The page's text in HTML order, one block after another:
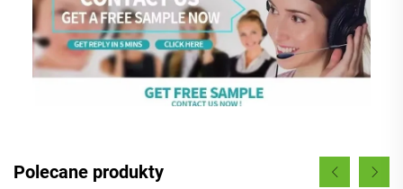
Polecane produkty